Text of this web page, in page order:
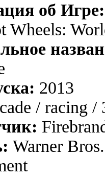
об Игре:
Wheels:
2013
/ racing /
Warner